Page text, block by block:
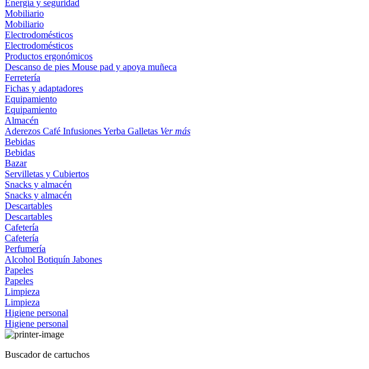
Energía y seguridad
Mobiliario
Mobiliario
Electrodomésticos
Electrodomésticos
Productos ergonómicos
Descanso de pies Mouse pad y apoya muñeca
Ferretería
Fichas y adaptadores
Equipamiento
Equipamiento
Almacén
Aderezos Café InfusionesYerba Galletas Ver más
Bebidas
Bebidas
Bazar
Servilletas y Cubiertos
Snacks y almacén
Snacks y almacén
Descartables
Descartables
Cafetería
Cafetería
Perfumería
Alcohol Botiquín Jabones
Papeles
Papeles
Limpieza
Limpieza
Higiene personal
Higiene personal
Buscador de cartuchos